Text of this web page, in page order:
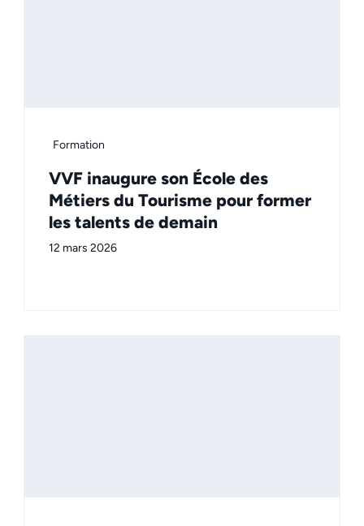
Formation
VVF inaugure son École des
Métiers du Tourisme pour former
les talents de demain
12 mars 2026